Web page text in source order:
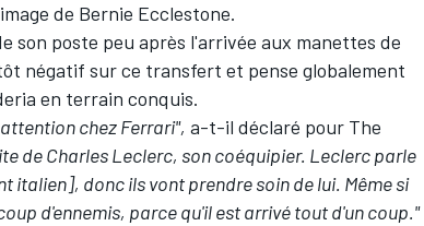
de Bernie Ecclestone.
son poste peu après l'arrivée aux manettes de
négatif sur ce transfert et pense globalement
en terrain conquis.
chez Ferrari", a-t-il déclaré pour The
deCharles Leclerc, son coéquipier. Leclerc parle
italien], donc ils vont prendre soin de lui. Même si
d'ennemis, parce qu'il est arrivé tout d'un coup."